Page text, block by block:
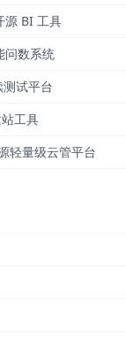
源 BI 工具
问数系统
试平台
工具
轻量级云管平台
东区（
年7月的第三
行付为商户提供
流等行业提供定
人。
下，随行付支撑
维之间的割裂为